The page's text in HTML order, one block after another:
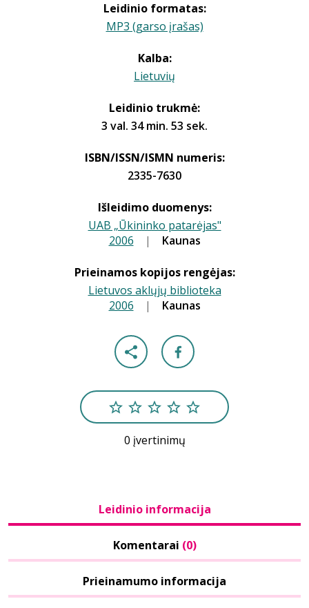
Leidinio formatas:
MP3 (garso įrašas)
Kalba:
Lietuvių
Leidinio trukmė:
3 val. 34 min. 53 sek.
ISBN/ISSN/ISMN numeris:
2335-7630
Išleidimo duomenys:
UAB „Ūkininko patarėjas"
2006 | Kaunas
Prieinamos kopijos rengėjas:
Lietuvos aklųjų biblioteka
2006 | Kaunas
0 įvertinimų
Leidinio informacija
Komentarai (0)
Prieinamumo informacija